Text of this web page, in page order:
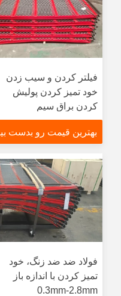
فیلتر کردن و سیب زدن
خود تمیز کردن پولیش
کردن براق سیم
بهترین قیمت رو بدست
فولاد ضد ضد زنگ، خود
تمیز کردن با اندازه باز
0.3mm-2.8mm